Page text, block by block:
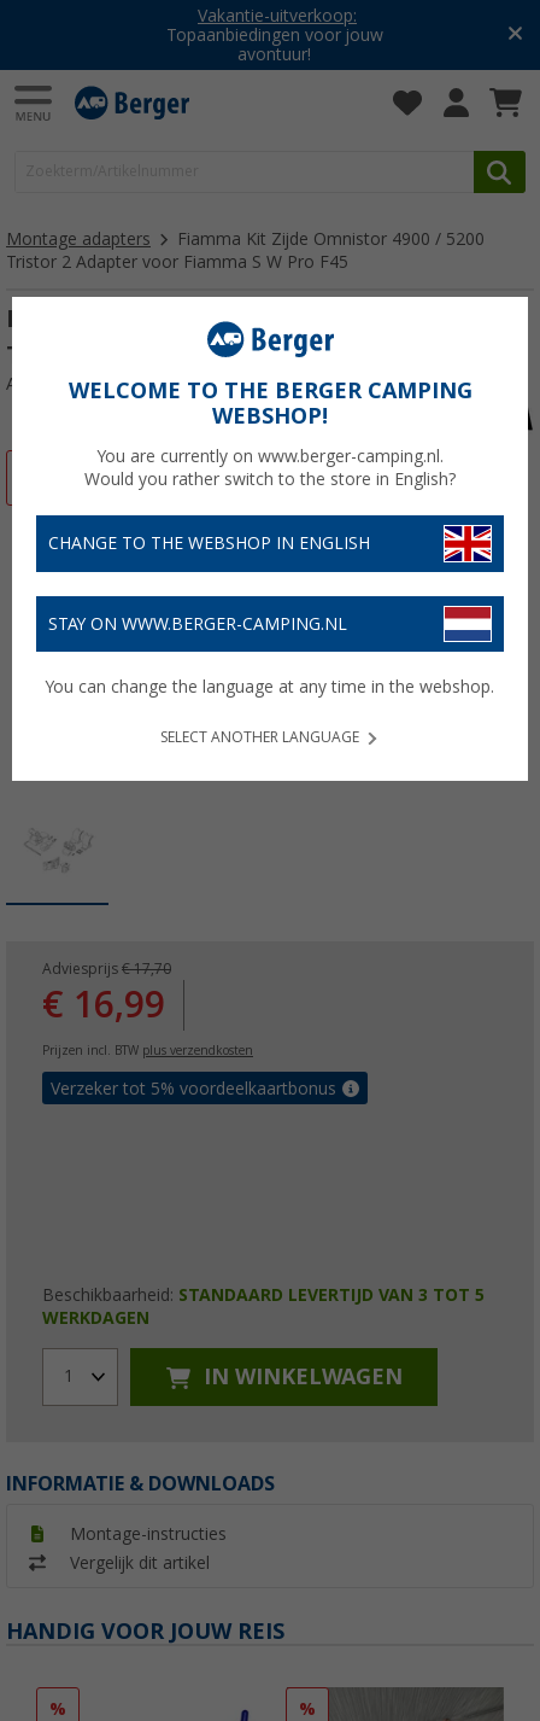
Vakantie-uitverkoop:
Topaanbiedingen voor jouw
avontuur!
Montage adapters
Fiamma Kit Zijde Omnistor 4900 / 5200
Tristor 2 Adapter voor Fiamma S W Pro F45
Fiamma Kit Zijde Omnistor 4900 / 5200
Tristor 2 Adapter voor Fiamma S W Pro F45
Artikelnr: 767385
Adviesprijs € 17,70
€ 16,99
Prijzen incl. BTW plus verzendkosten
Verzeker tot 5% voordeelkaartbonus
Beschikbaarheid: STANDAARD LEVERTIJD VAN 3 TOT 5
WERKDAGEN
1 IN WINKELWAGEN
INFORMATIE & DOWNLOADS
Montage-instructies
Vergelijk dit artikel
HANDIG VOOR JOUW REIS
% %
WELCOME TO THE BERGER CAMPING
WEBSHOP!
You are currently on www.berger-camping.nl.
Would you rather switch to the store in English?
CHANGE TO THE WEBSHOP IN ENGLISH
STAY ON WWW.BERGER-CAMPING.NL
You can change the language at any time in the webshop.
SELECT ANOTHER LANGUAGE